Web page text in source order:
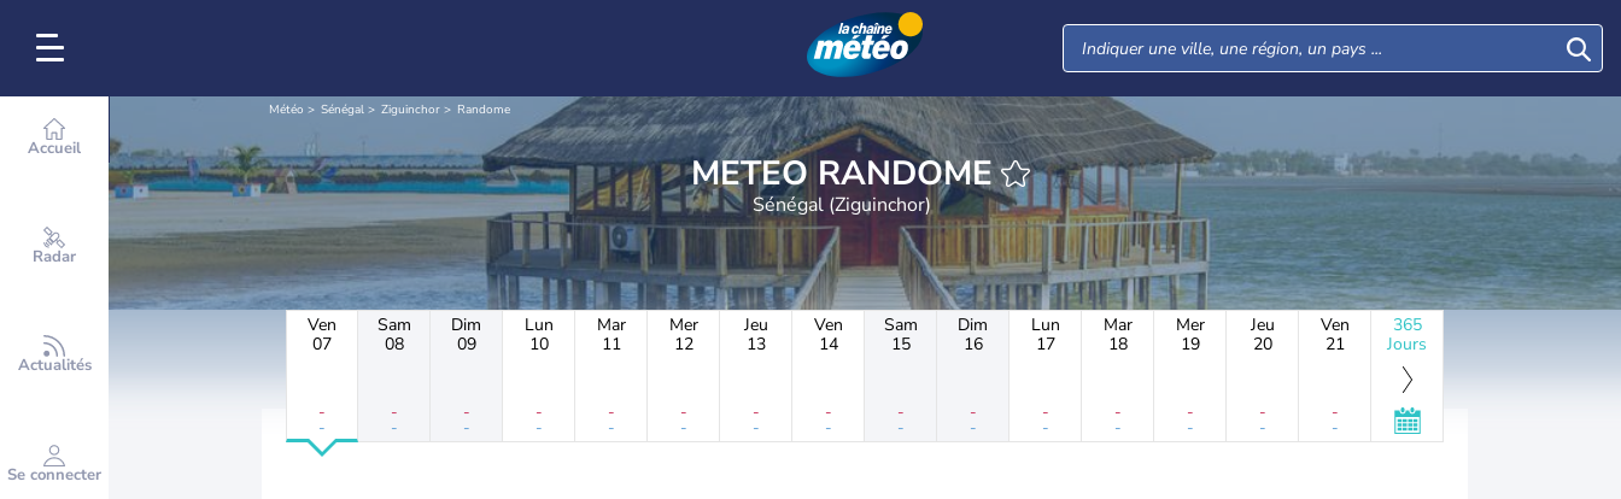
Accueil
Radar
Actualités
Se connecter
Météo Sénégal Ziguinchor Randome
METEO RANDOME
Sénégal (Ziguinchor)
Ven
07
-
-
Sam
08
-
-
Dim
09
-
-
Lun
10
-
-
Mar
11
-
-
Mer
12
-
-
Jeu
13
-
-
Ven
14
-
-
Sam
15
-
-
Dim
16
-
-
Lun
17
-
-
Mar
18
-
-
Mer
19
-
-
Jeu
20
-
-
Ven
21
-
-
365
Jours